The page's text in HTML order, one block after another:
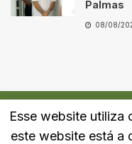
Palmas
08/08/
Quem Somos Fale
Esse website utiliza
este website está a